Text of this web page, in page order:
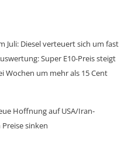
Juli: Diesel verteuert sich um fast
Super E10-Preis steigt
Wochen um mehr als 15 Cent
Hoffnung auf USA/Iran-
sinken